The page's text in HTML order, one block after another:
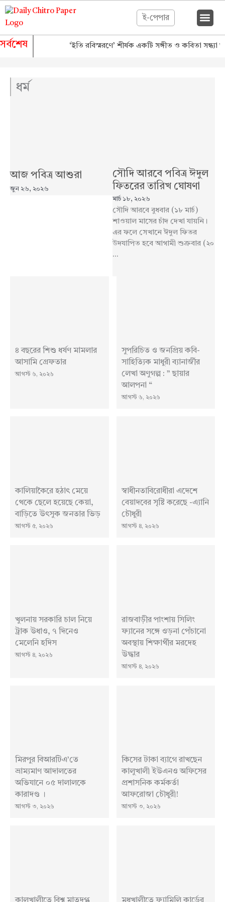
Skip
content
ই-পেপার
সর্বশেষ ‘ইতি রবিস্মরণে’ শীর্ষক একটি সঙ্গীত ও কবিতা সন্ধ্যা
ধর্ম
আজ পবিত্র আশুরা
জুন ২৬, ২০২৬
সৌদি আরবে পবিত্র ঈদুল
ফিতরের তারিখ ঘোষণা
মার্চ ১৮, ২০২৬
সৌদি আরবে বুধবার (১৮ মার্চ)
শাওয়াল মাসের চাঁদ দেখা যায়নি।
এর ফলে সেখানে ঈদুল ফিতর
উদযাপিত হবে আগামী শুক্রবার (২০
...
৪ বছরের শিশু ধর্ষণ মামলার
আসামি গ্রেফতার
আগস্ট ৬, ২০২৬
সুপরিচিত ও জনপ্রিয় কবি-
সাহিত্যিক মাধুরী ব্যানার্জীর
লেখা অণুগল্প : ” ছায়ার
আলপনা “
আগস্ট ৬, ২০২৬
কালিয়াকৈরে হঠাৎ মেয়ে
থেকে ছেলে হয়েছে কেয়া,
বাড়িতে উৎসুক জনতার ভিড়
আগস্ট ৫, ২০২৬
স্বাধীনতাবিরোধীরা এদেশে
বেয়াদবের সৃষ্টি করেছে -এ্যানি
চৌধুরী
আগস্ট ৪, ২০২৬
খুলনায় সরকা‌রি চাল নিয়ে
ট্রাক উধাও, ৭ দিনেও
মেলে‌নি হ‌দিস
আগস্ট ৪, ২০২৬
রাজবাড়ীর পাংশায় সিলিং
ফ্যানের সঙ্গে ওড়না পেঁচানো
অবস্থায় শিক্ষার্থীর মরদেহ
উদ্ধার
আগস্ট ৪, ২০২৬
মিরপুর বিআরটিএ’তে
ভ্রাম্যমাণ আদালতের
অভিযানে ০৫ দালালকে
কারাদণ্ড ।
আগস্ট ৩, ২০২৬
কিসের টাকা ব্যাগে রাখছেন
কালুখালী ইউএনও অফিসের
প্রশাসনিক কর্মকর্তা
আফরোজা চৌধুরী!
আগস্ট ৩, ২০২৬